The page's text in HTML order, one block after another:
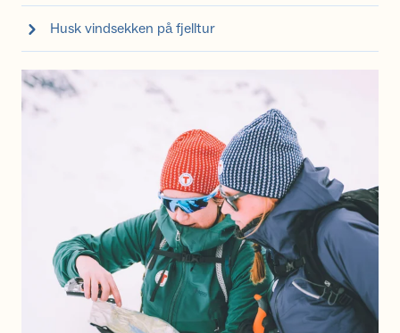
Husk vindsekken på fjelltur